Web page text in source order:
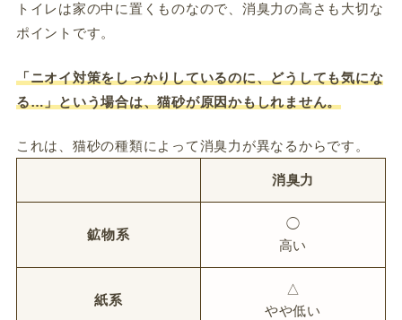
トイレは家の中に置くものなので、消臭力の高さも大切な
ポイントです。
「ニオイ対策をしっかりしているのに、どうしても気にな
る…」という場合は、猫砂が原因かもしれません。
これは、猫砂の種類によって消臭力が異なるからです。
消臭力
鉱物系
◯
高い
紙系
△
やや低い